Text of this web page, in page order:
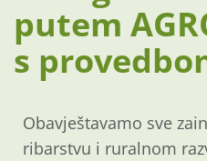
putem
s
Obavještavamo sve
ribarstvu i ruralnom